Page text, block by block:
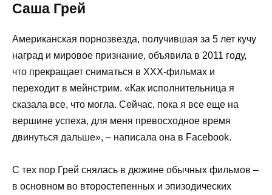
Саша Грей
Американская порнозвезда, получившая за 5 лет кучу
наград и мировое признание, объявила в 2011 году,
что прекращает сниматься в XXX-фильмах и
переходит в мейнстрим. «Как исполнительница я
сказала все, что могла. Сейчас, пока я все еще на
вершине успеха, для меня превосходное время
двинуться дальше», – написала она в Facebook.
С тех пор Грей снялась в дюжине обычных фильмов –
в основном во второстепенных и эпизодических